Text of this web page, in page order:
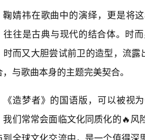
鞠婧祎在歌曲中的演绎，更是将
往往是古典与现代的结合体。时
时而又大胆尝试前卫的造型，流
，与歌曲本身的主题完美契合。
《造梦者》的国语版，可以被视
我们常常会面临文化同质化的🔥